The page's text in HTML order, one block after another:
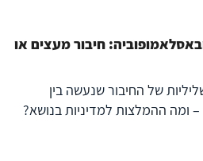
חיבור מעצים או
של החיבור שנעשה בין
ומה ההמלצות למדיניות בנושא?